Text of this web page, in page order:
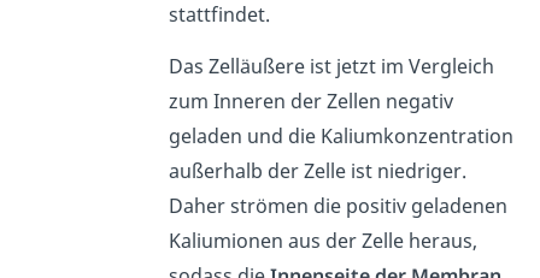
stattfindet.
Das Zelläußere ist jetzt im Vergleich
zum Inneren der Zellen negativ
geladen und die Kaliumkonzentration
außerhalb der Zelle ist niedriger.
Daher strömen die positiv geladenen
Kaliumionen aus der Zelle heraus,